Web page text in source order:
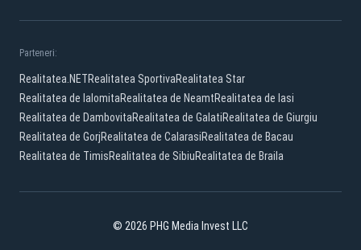
Parteneri:
Realitatea.NETRealitatea SportivaRealitatea Star
Realitatea de IalomitaRealitatea de NeamtRealitatea de Iasi
Realitatea de DambovitaRealitatea de GalatiRealitatea de Giurgiu
Realitatea de GorjRealitatea de CalarasiRealitatea de Bacau
Realitatea de TimisRealitatea de SibiuRealitatea de Braila
© 2026 PHG Media Invest LLC